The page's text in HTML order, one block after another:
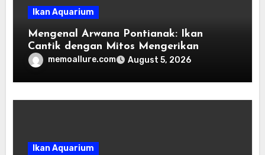
Ikan Aquarium
Mengenal Arwana Pontianak: Ikan
Cantik dengan Mitos Mengerikan
memoallure.com August 5, 2026
Ikan Aquarium